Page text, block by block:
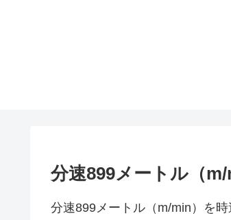
分速899メートル（
分速899メートル（m/min）を